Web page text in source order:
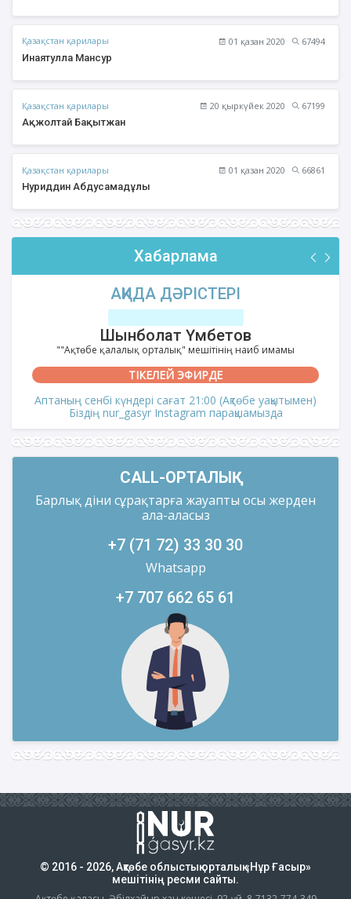
Қазақстан қарилары 01 қазан 2020
67494
Инаятулла Мансур
Қазақстан қарилары 20 қыркүйек 2020
67199
Ақжолтай Бақытжан
Қазақстан қарилары 01 қазан 2020
66861
Нуриддин Абдусамадұлы
Хабарлама
АҚИДА ДӘРІСТЕРІ
Шынболат Үмбетов
""Ақтөбе қалалық орталық" мешітінің наиб имамы
ТІКЕЛЕЙ ЭФИРДЕ
Аптаның сенбі күндері сағат 21:00 (Ақтөбе уақытымен)
Біздің nur_gasyr Instagram парақшамызда
CALL-ОРТАЛЫҚ
Барлық діни сұрақтарға жауапты осы жерден
ала-аласыз
+7 (71 72) 33 30 30
Whatsapp
+7 707 662 65 61
© 2016 - 2026, Ақтөбе облыстық орталық «Нұр Ғасыр»
мешітінің ресми сайты.